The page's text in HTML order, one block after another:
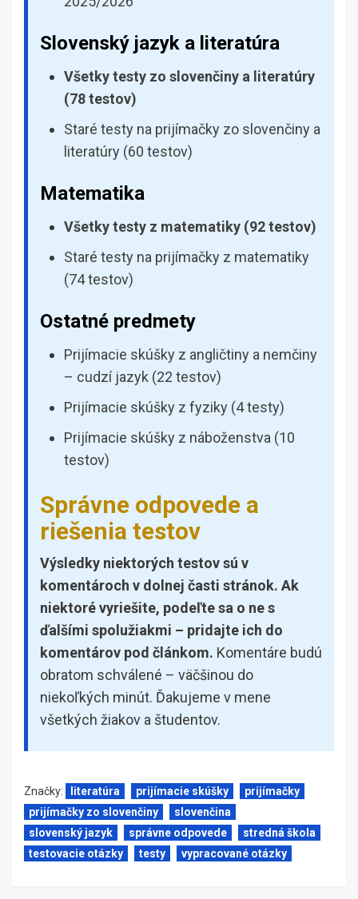
Slovenský jazyk a literatúra
Všetky testy zo slovenčiny a literatúry
(78 testov)
Staré testy na prijímačky zo slovenčiny a
literatúry (60 testov)
Matematika
Všetky testy z matematiky (92 testov)
Staré testy na prijímačky z matematiky
(74 testov)
Ostatné predmety
Prijímacie skúšky z angličtiny a nemčiny
– cudzí jazyk (22 testov)
Prijímacie skúšky z fyziky (4 testy)
Prijímacie skúšky z náboženstva (10
testov)
Správne odpovede a
riešenia testov
Výsledky niektorých testov sú v
komentároch v dolnej časti stránok. Ak
niektoré vyriešite, podeľte sa o ne s
ďalšími spolužiakmi – pridajte ich do
komentárov pod článkom. Komentáre budú
obratom schválené – väčšinou do
niekoľkých minút. Ďakujeme v mene
všetkých žiakov a študentov.
Značky: literatúra prijímacie skúšky
prijímačky
prijímačky zo slovenčiny
slovenčina
slovenský jazyk
správne odpovede
stredná škola
testovacie otázky
testy vypracované otázky